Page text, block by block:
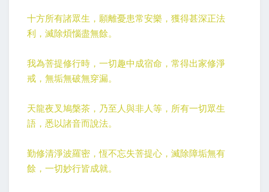
十方所有諸眾生，願離憂患常安樂，獲得甚深正法
利，滅除煩惱盡無餘。
我為菩提修行時，一切趣中成宿命，常得出家修淨
戒，無垢無破無穿漏。
天龍夜叉鳩槃茶，乃至人與非人等，所有一切眾生
語，悉以諸音而說法。
勤修清淨波羅密，恆不忘失菩提心，滅除障垢無有
餘，一切妙行皆成就。